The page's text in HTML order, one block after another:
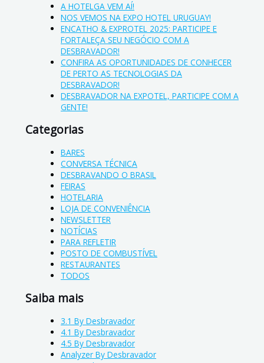
A HOTELGA VEM AÍ!
NOS VEMOS NA EXPO HOTEL URUGUAY!
ENCATHO & EXPROTEL 2025: PARTICIPE E
FORTALEÇA SEU NEGÓCIO COM A
DESBRAVADOR!
CONFIRA AS OPORTUNIDADES DE CONHECER
DE PERTO AS TECNOLOGIAS DA
DESBRAVADOR!
DESBRAVADOR NA EXPOTEL, PARTICIPE COM A
GENTE!
Categorias
BARES
CONVERSA TÉCNICA
DESBRAVANDO O BRASIL
FEIRAS
HOTELARIA
LOJA DE CONVENIÊNCIA
NEWSLETTER
NOTÍCIAS
PARA REFLETIR
POSTO DE COMBUSTÍVEL
RESTAURANTES
TODOS
Saiba mais
3.1 By Desbravador
4.1 By Desbravador
4.5 By Desbravador
Analyzer By Desbravador